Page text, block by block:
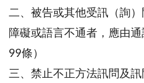
二、被告或其他受訊（詢
障礙或語言不通者，應由
99條）
三、禁止不正方法訊問及